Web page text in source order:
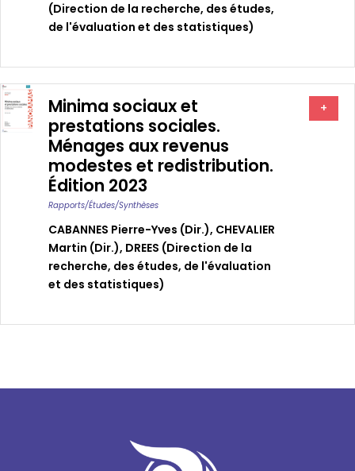
(Direction de la recherche, des études,
de l'évaluation et des statistiques)
Minima sociaux et
prestations sociales.
Ménages aux revenus
modestes et redistribution.
Édition 2023
Rapports/études/synthèses
CABANNES Pierre-Yves (dir.), CHEVALIER
Martin (dir.), DREES (Direction de la
recherche, des études, de l'évaluation
et des statistiques)
+